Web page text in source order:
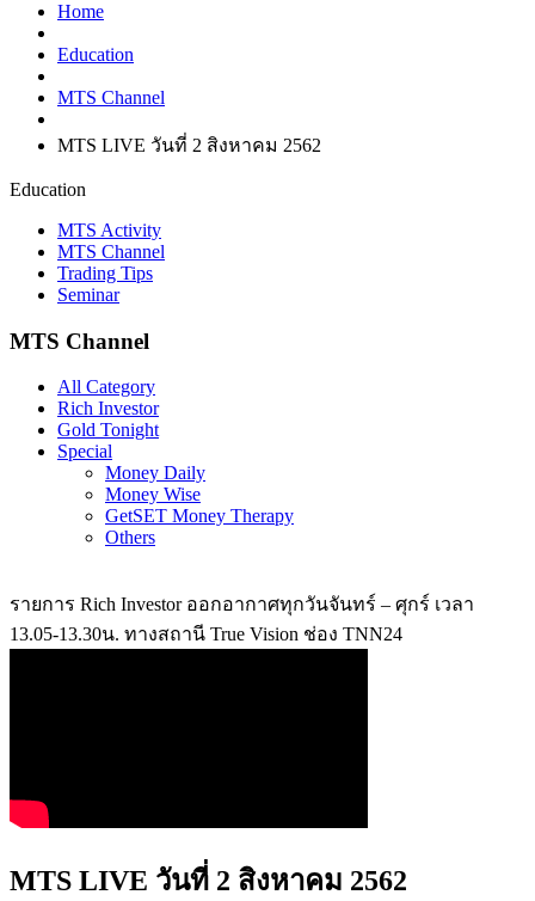
Home
Education
MTS Channel
MTS LIVE วันที่ 2 สิงหาคม 2562
Education
MTS Activity
MTS Channel
Trading Tips
Seminar
MTS Channel
All Category
Rich Investor
Gold Tonight
Special
Money Daily
Money Wise
GetSET Money Therapy
Others
รายการ Rich Investor ออกอากาศทุกวันจันทร์ – ศุกร์ เวลา
13.05-13.30น. ทางสถานี True Vision ช่อง TNN24
MTS LIVE วันที่ 2 สิงหาคม 2562